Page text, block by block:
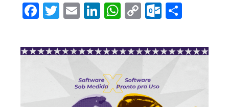
Facebook
Twitter
EmailLinkedIn
WhatsApp
Copy